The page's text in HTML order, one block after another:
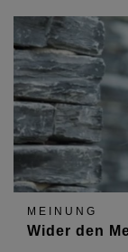
MEINUNG
Wider den